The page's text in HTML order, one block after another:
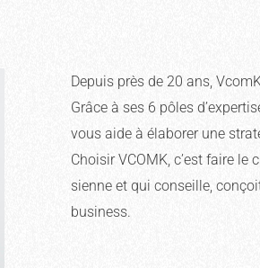
Depuis près de 20 ans,
Grâce à ses 6 pôles
vous aide à élaborer une
Choisir VCOMK, c’est faire
sienne et qui conseille,
business.